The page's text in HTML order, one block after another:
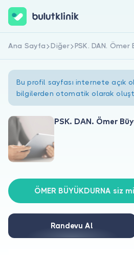
Hakkımızda
Doktorlar için
Doktor
Hemen Kaydol
Ana Sayfa Diğer PSK. DAN. Ömer
Bu profil sayfası internete açık
bilgilerden otomatik olarak
PSK. DAN. Ömer
ÖMER BÜYÜKDURNA siz
Randevu Al